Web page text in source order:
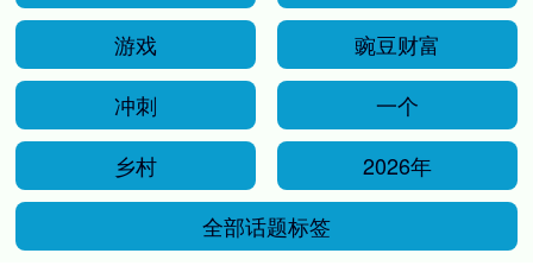
游戏
豌豆财富
冲刺
一个
乡村
2026年
全部话题标签